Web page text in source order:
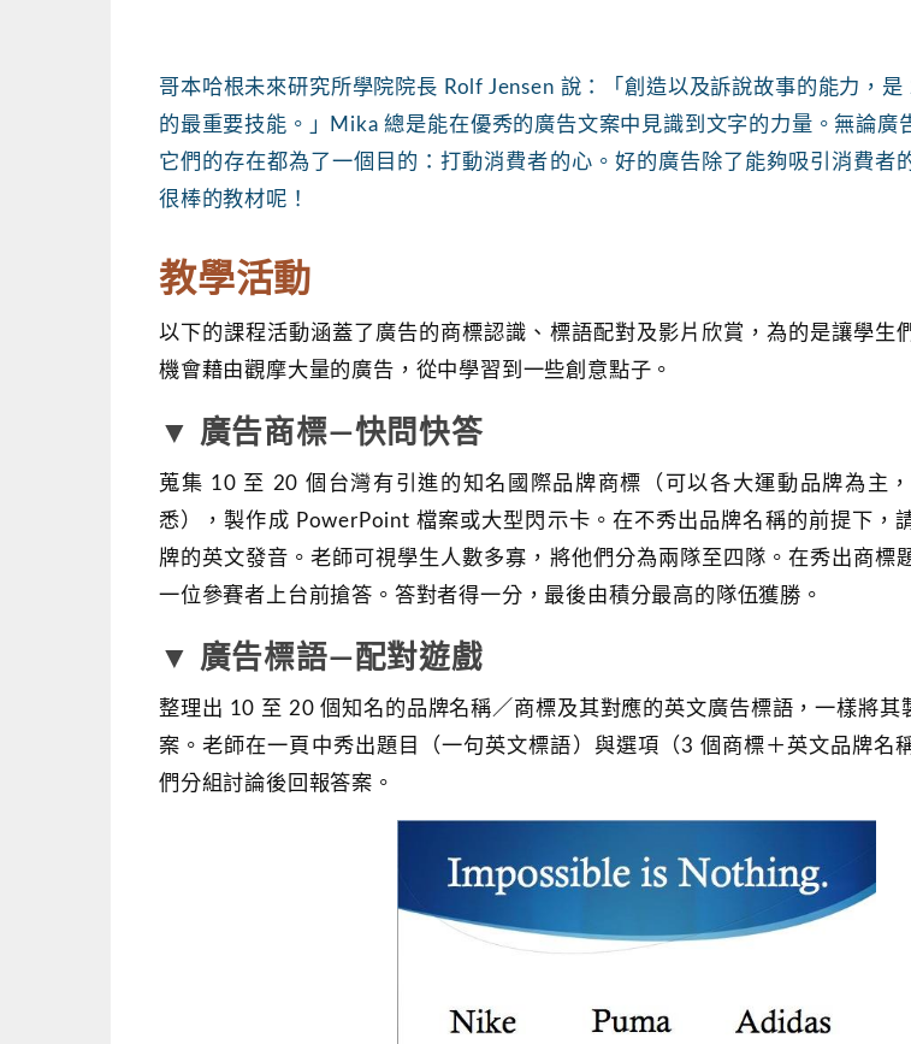
哥本哈根未來研究所學院院長 Rolf Jensen 說：「創造以及訴說故事的能力，
的最重要技能。」Mika 總是能在優秀的廣告文案中見識到文字的力量。無論廣
它們的存在都為了一個目的：打動消費者的心。好的廣告除了能夠吸引消費者
很棒的教材呢！
教學活動
以下的課程活動涵蓋了廣告的商標認識、標語配對及影片欣賞，為的是讓學生
機會藉由觀摩大量的廣告，從中學習到一些創意點子。
▼ 廣告商標―快問快答
蒐集 10 至 20 個台灣有引進的知名國際品牌商標（可以各大運動品牌為主
悉），製作成 PowerPoint 檔案或大型閃示卡。在不秀出品牌名稱的前提下，
牌的英文發音。老師可視學生人數多寡，將他們分為兩隊至四隊。在秀出商標
一位參賽者上台前搶答。答對者得一分，最後由積分最高的隊伍獲勝。
▼ 廣告標語―配對遊戲
整理出 10 至 20 個知名的品牌名稱／商標及其對應的英文廣告標語，一樣將其
案。老師在一頁中秀出題目（一句英文標語）與選項（3 個商標＋英文品牌名
們分組討論後回報答案。